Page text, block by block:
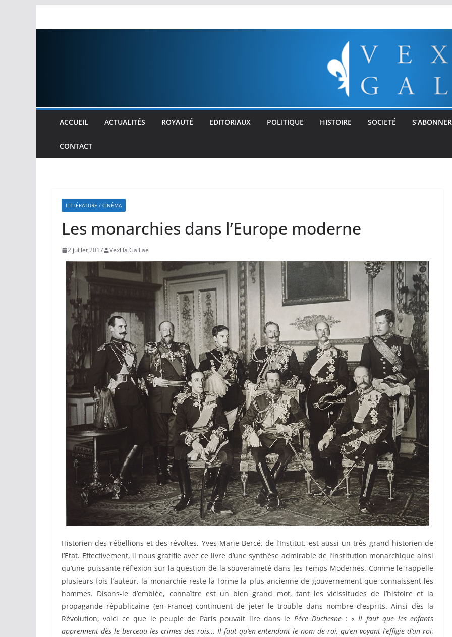
ACCUEIL ACTUALITÉS ROYAUTÉ EDITORIAUX POLITIQUE HISTOIRE SOCIETÉ
CONTACT
LITTÉRATURE / CINÉMA
Les monarchies dans l’Europe moderne
2 juillet 2017 Vexilla Galliae
Historien des rébellions et des révoltes, Yves-Marie Bercé, de l’Institut, est aussi un très grand historien de
l’Etat. Effectivement, il nous gratifie avec ce livre d’une synthèse admirable de l’institution monarchique ainsi
qu’une puissante réflexion sur la question de la souveraineté dans les Temps Modernes. Comme le rappelle
plusieurs fois l’auteur, la monarchie reste la forme la plus ancienne de gouvernement que connaissent les
hommes. Disons-le d’emblée, connaître est un bien grand mot, tant les vicissitudes de l’histoire et la
propagande républicaine (en France) continuent de jeter le trouble dans nombre d’esprits. Ainsi dès la
Révolution, voici ce que le peuple de Paris pouvait lire dans le Père Duchesne : «Il faut que les enfants
apprennent dès le berceau les crimes des rois… Il faut qu’en entendant le nom de roi, qu’en voyant l’effigie d’un roi,